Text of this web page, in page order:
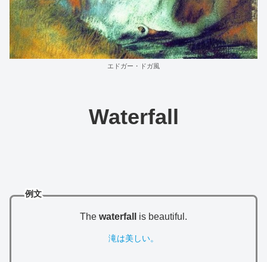
エドガー・ドガ風
Waterfall
例文
The waterfall is beautiful.
滝は美しい。